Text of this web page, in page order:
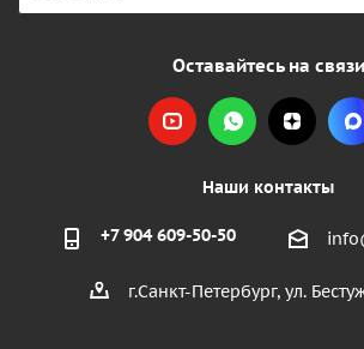
Оставайтесь на связи
Наши контакты
+7 904 609-50-50
г.Санкт-Петербург, ул.